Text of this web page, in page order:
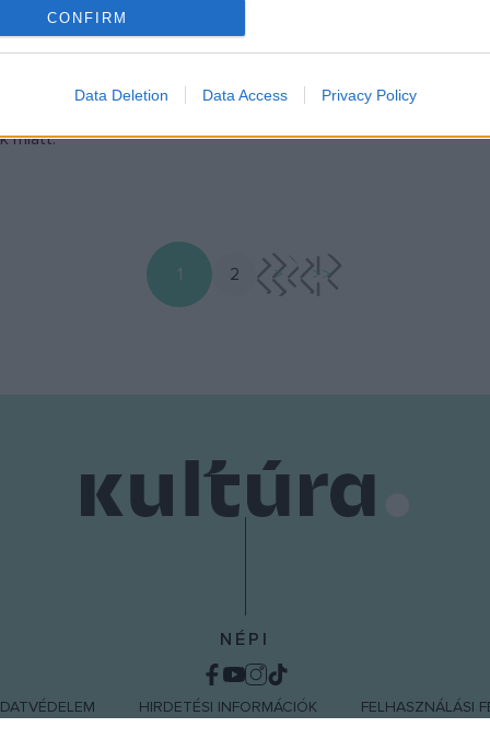
allow Google to enable storage related to personalization.
allow Google to enable storage related to security, including
CONFIRM
Data Deletion Data Access Privacy Policy
Hartwig Fischer, a
igazgatója pénteken a
nyomozás során feltárt
miatt.
hogy több műkincsük eltűnt
1 2 > >>
NÉPI
HIRDETÉSI INFORMÁCIÓK FELHASZNÁLÁSI